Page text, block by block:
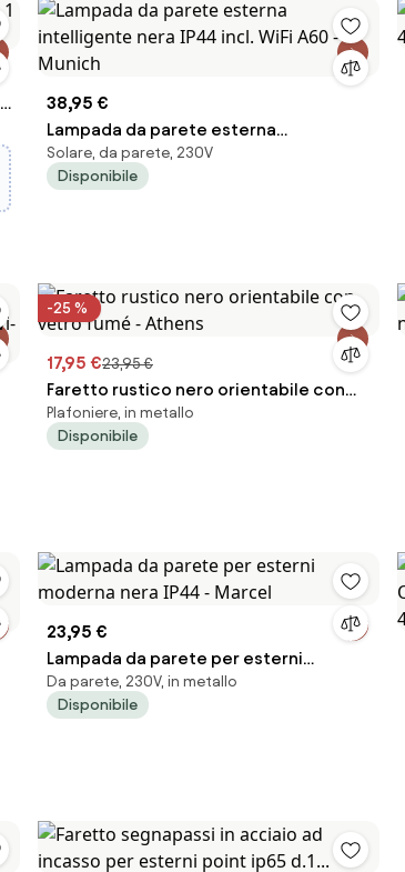
38,95 €
Lampada da parete esterna
intelligente nera IP44 incl. WiFi A60 -
Munich
Solare, da parete, 230V
Disponibile
-25 %
17,95 €23,95 €
Faretto rustico nero orientabile con
vetro fumé - Athens
Plafoniere, in metallo
Disponibile
23,95 €
Lampada da parete per esterni
moderna nera IP44 - Marcel
Da parete, 230V, in metallo
Disponibile